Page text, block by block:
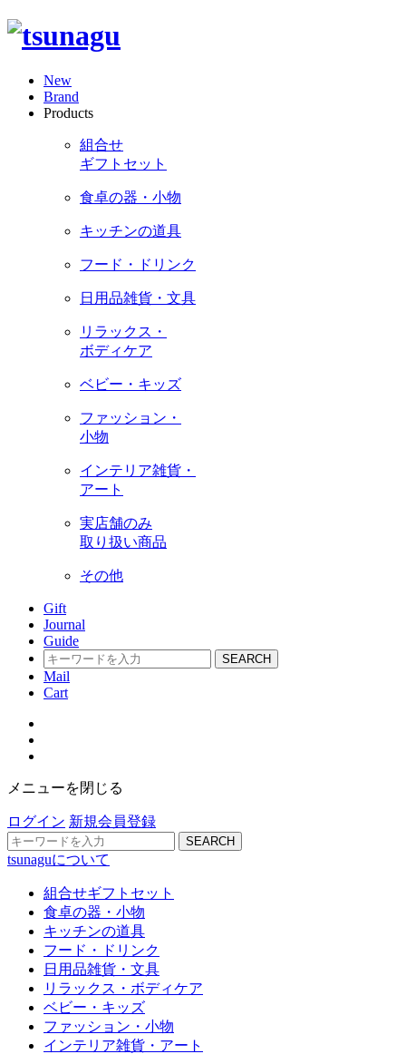
New
Brand
Products
組合せ
ギフトセット
食卓の器・小物
キッチンの道具
フード・ドリンク
日用品雑貨・文具
リラックス・
ボディケア
ベビー・キッズ
ファッション・
小物
インテリア雑貨・
アート
実店舗のみ
取り扱い商品
その他
Gift
Journal
Guide
SEARCH
Mail
Cart
メニューを閉じる
ログイン 新規会員登録
SEARCH
tsunaguについて
組合せギフトセット
食卓の器・小物
キッチンの道具
フード・ドリンク
日用品雑貨・文具
リラックス・ボディケア
ベビー・キッズ
ファッション・小物
インテリア雑貨・アート